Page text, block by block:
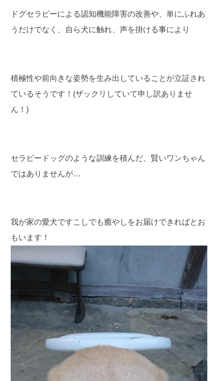
ドグセラピーによる認知機能障害の改善や、単にふれあ
うだけでなく、自ら犬に触れ、声を掛ける事により
積極性や前向きな姿勢を生み出していることが立証され
ているそうです！(ザックリしていて申し訳ありませ
ん！)
セラピードッグのような訓練を積んだ、賢いワンちゃん
ではありませんが…
我が家の愛犬ですこしでも癒やしをお届けできればとお
もいます！